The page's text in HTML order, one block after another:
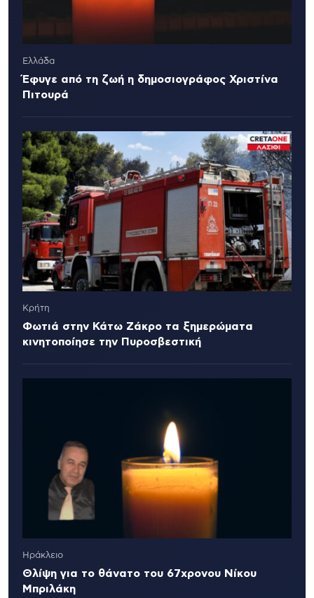
Ελλάδα
Έφυγε από τη ζωή η δημοσιογράφος Χριστίνα
Πιτουρά
Κρήτη
Φωτιά στην Κάτω Ζάκρο τα ξημερώματα
κινητοποίησε την Πυροσβεστική
Ηράκλειο
Θλίψη για το θάνατο του 67χρονου Νίκου
Μπριλάκη